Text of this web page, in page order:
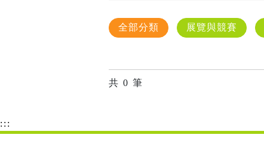
全部分類 展覽與競賽
共 0 筆
:::